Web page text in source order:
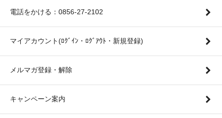
電話をかける：0856-27-2102
マイアカウント(ﾛｸﾞｲﾝ・ﾛｸﾞｱｳﾄ・新規登録)
メルマガ登録・解除
キャンペーン案内